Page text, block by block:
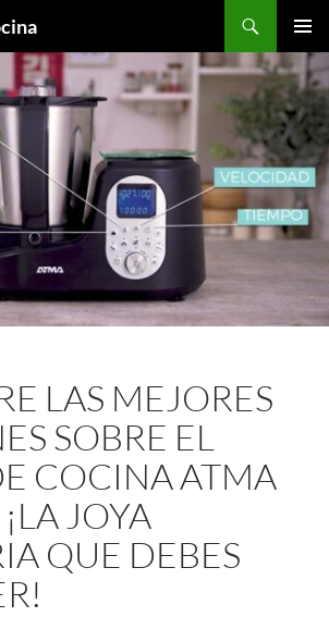
MENÚ
LAS MEJORES
SOBRE EL
COCINA ATMA
JOYA
QUE DEBES